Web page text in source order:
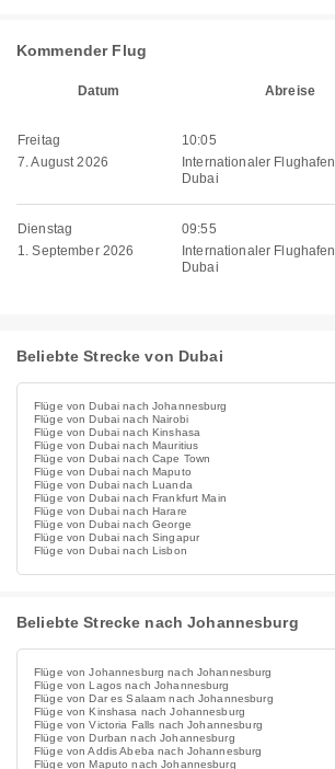
Kommender Flug
Datum Abreise
Freitag
7. August 2026
10:05
Internationaler Flughafen
Dubai
Dienstag
1. September 2026
09:55
Internationaler Flughafen
Dubai
Beliebte Strecke von Dubai
Flüge von Dubai nach Johannesburg
Flüge von Dubai nach Nairobi
Flüge von Dubai nach Kinshasa
Flüge von Dubai nach Mauritius
Flüge von Dubai nach Cape Town
Flüge von Dubai nach Maputo
Flüge von Dubai nach Luanda
Flüge von Dubai nach Frankfurt Main
Flüge von Dubai nach Harare
Flüge von Dubai nach George
Flüge von Dubai nach Singapur
Flüge von Dubai nach Lisbon
Beliebte Strecke nach Johannesburg
Flüge von Johannesburg nach Johannesburg
Flüge von Lagos nach Johannesburg
Flüge von Dar es Salaam nach Johannesburg
Flüge von Kinshasa nach Johannesburg
Flüge von Victoria Falls nach Johannesburg
Flüge von Durban nach Johannesburg
Flüge von Addis Abeba nach Johannesburg
Flüge von Maputo nach Johannesburg